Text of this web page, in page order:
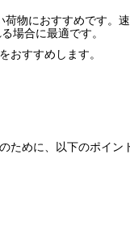
物におすすめです。
場合に最適です。
おすすめします。
めに、以下のポイン